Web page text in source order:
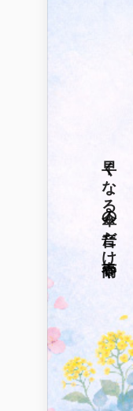
春雨や
傘の音だけ
早くなる